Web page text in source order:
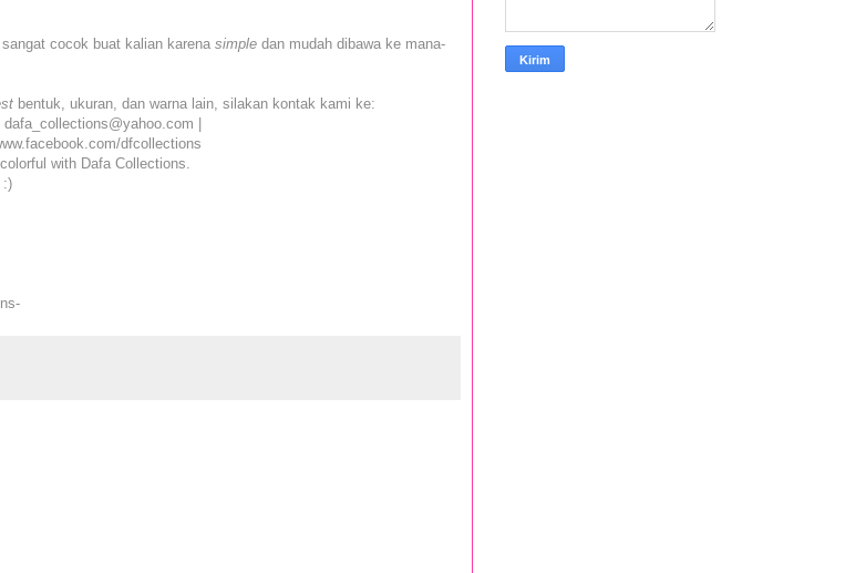
cocok buat kalian karena simple dan mudah dibawa ke mana-
bentuk, ukuran, dan warna lain, silakan kontak kami ke:
dafa_collections@yahoo.com |
dfcollections
with Dafa Collections.
:)